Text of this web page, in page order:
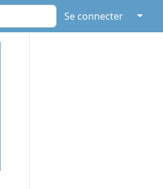
Se connecter ↓